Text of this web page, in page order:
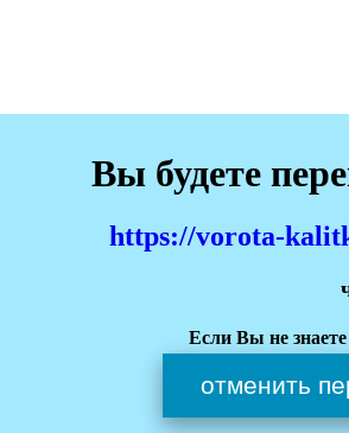
Вы будете
https://vorota-
Если Вы не
отменить